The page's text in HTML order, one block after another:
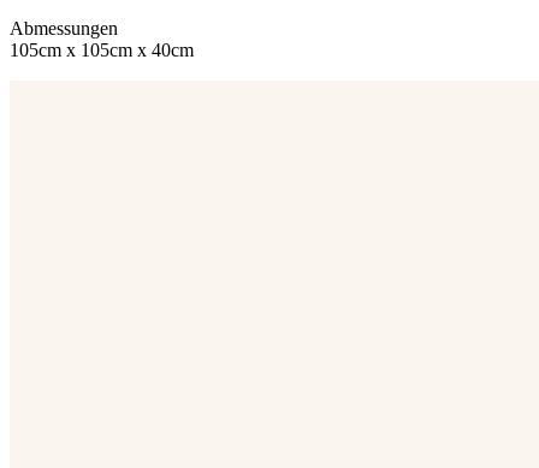
Abmessungen
105cm x 105cm x 40cm